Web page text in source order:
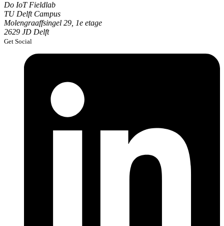
Do IoT Fieldlab
TU Delft Campus
Molengraaffsingel 29, 1e etage
2629 JD Delft
Get Social